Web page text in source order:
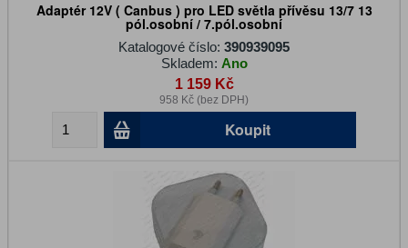
Adaptér 12V ( Canbus ) pro LED světla přívěsu 13/7 13
pól.osobní / 7.pól.osobní
Katalogové číslo: 390939095
Skladem: Ano
1 159 Kč
958 Kč (bez DPH)
Koupit